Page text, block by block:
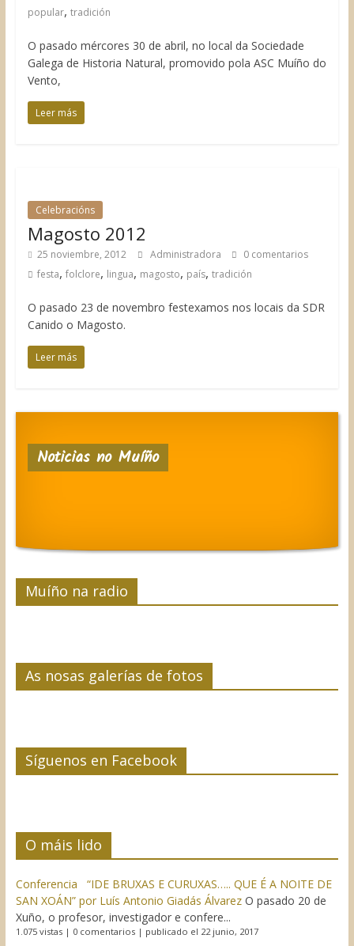
popular, tradición
O pasado mércores 30 de abril, no local da Sociedade
Galega de Historia Natural, promovido pola ASC Muíño do
Vento,
Leer más
Celebracións
Magosto 2012
25 noviembre, 2012 Administradora
0 comentarios
festa, folclore, lingua, magosto, país, tradición
O pasado 23 de novembro festexamos nos locais da SDR
Canido o Magosto.
Leer más
Noticias no Muíño
Muíño na radio
As nosas galerías de fotos
Síguenos en Facebook
O máis lido
Conferencia “IDE BRUXAS E CURUXAS….. QUE É A NOITE DE
SAN XOÁN” por Luís Antonio Giadás Álvarez O pasado 20 de
Xuño, o profesor, investigador e confere...
1.075 vistas| 0 comentarios| publicado el 22 junio, 2017